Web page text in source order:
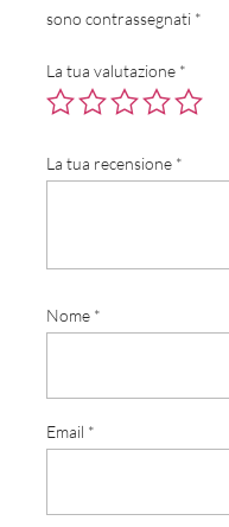
sono contrassegnati *
La tua valutazione *
La tua recensione *
Nome *
Email *